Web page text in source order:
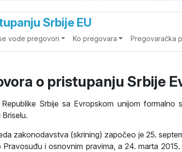
Srbije EU
vode pregovori Ko pregovara Pregovaračka
o pristupanju Srbije
Srbije sa Evropskom unijom formalno
Briselu.
zakonodavstva (skrining) započeo je 25.
i osnovnim pravima, a 24. marta